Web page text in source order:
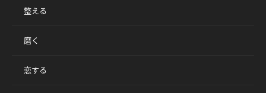
整える
磨く
恋する